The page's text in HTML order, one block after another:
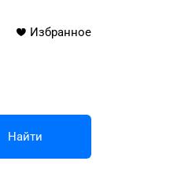
Избранное
Найти